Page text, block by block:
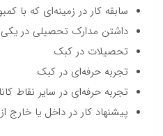
سابقه کار در زمینه‌ای که با
داشتن مدارک تحصیلی در
تحصیلات در کبک
تجربه حرفه‌ای در کبک
تجربه حرفه‌ای در سایر نقاط
پیشنهاد کار در داخل یا خارج